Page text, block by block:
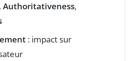
, Authoritativeness,
: impact sur